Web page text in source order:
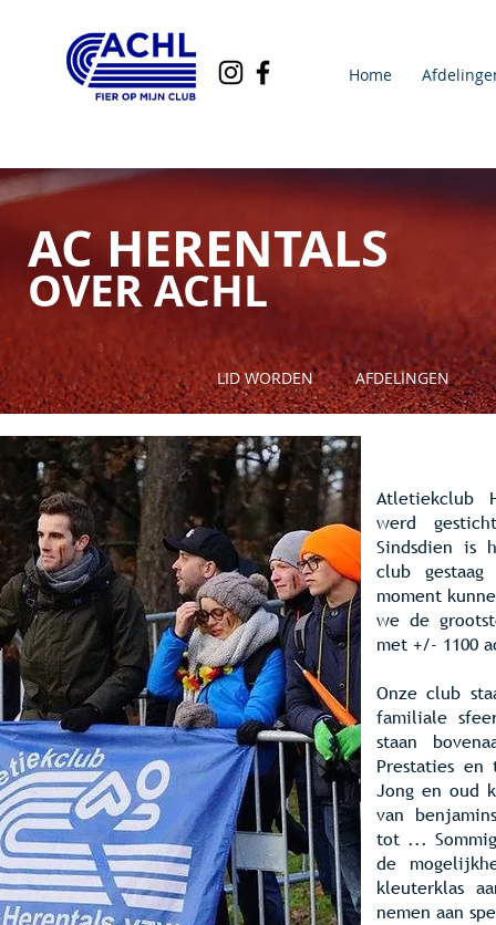
Home
LID WORDEN AFDELINGEN
AC HERENTALS
OVER ACHL
Atletiekclub
werd
Sindsdien is
club
moment
we de
met +/- 1100
Onze club
familiale
staan
Prestaties en
Jong en oud
van
tot ...
de
kleuterklas
nemen aan